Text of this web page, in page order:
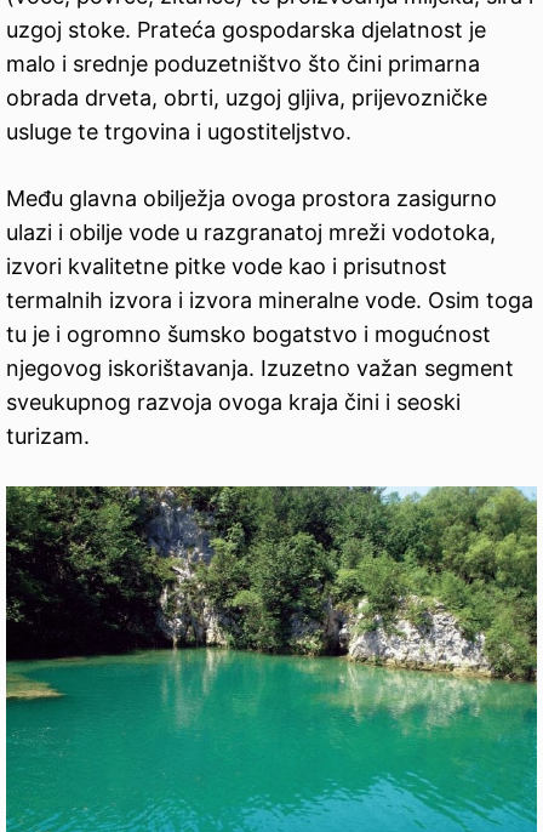
uzgoj stoke. Prateća gospodarska djelatnost je
malo i srednje poduzetništvo što čini primarna
obrada drveta, obrti, uzgoj gljiva, prijevozničke
usluge te trgovina i ugostiteljstvo.
Među glavna obilježja ovoga prostora zasigurno
ulazi i obilje vode u razgranatoj mreži vodotoka,
izvori kvalitetne pitke vode kao i prisutnost
termalnih izvora i izvora mineralne vode. Osim toga
tu je i ogromno šumsko bogatstvo i mogućnost
njegovog iskorištavanja. Izuzetno važan segment
sveukupnog razvoja ovoga kraja čini i seoski
turizam.